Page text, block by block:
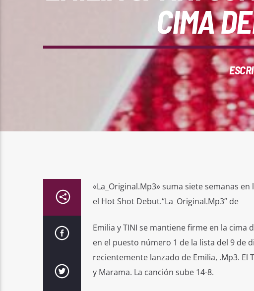
CIMA
«La_Original.Mp3» suma siete semanas
el Hot Shot Debut.“La_Original.Mp3” de
Emilia y TINI se mantiene firme en la
en el puesto número 1 de la lista del 9 de
recientemente lanzado de Emilia, .Mp3. El
y Marama. La canción sube 14-8.